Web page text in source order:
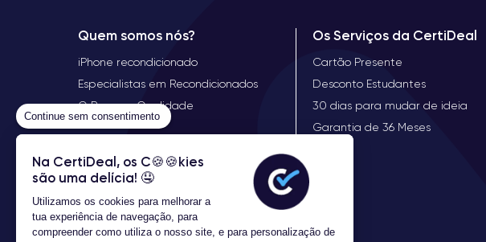
Quem somos nós?
iPhone recondicionado
Especialistas em Recondicionados
O Preço, a Qualidade
Os Serviços da CertiDeal
Cartão Presente
Desconto Estudantes
30 dias para mudar de ideia
Garantia de 36 Meses
Continue sem consentimento
Na CertiDeal, os C🍪🍪kies
são uma delícia! 🤤
Utilizamos os cookies para melhorar a
tua experiência de navegação, para
compreender como utiliza o nosso site, e para personalização de